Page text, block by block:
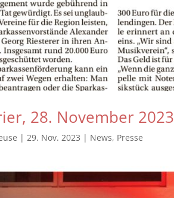
28. November 2023
| 29. Nov. 2023 | News, Presse